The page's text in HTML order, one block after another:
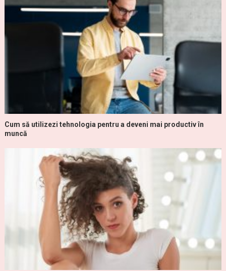
Cum să utilizezi tehnologia pentru a deveni mai productiv în
muncă